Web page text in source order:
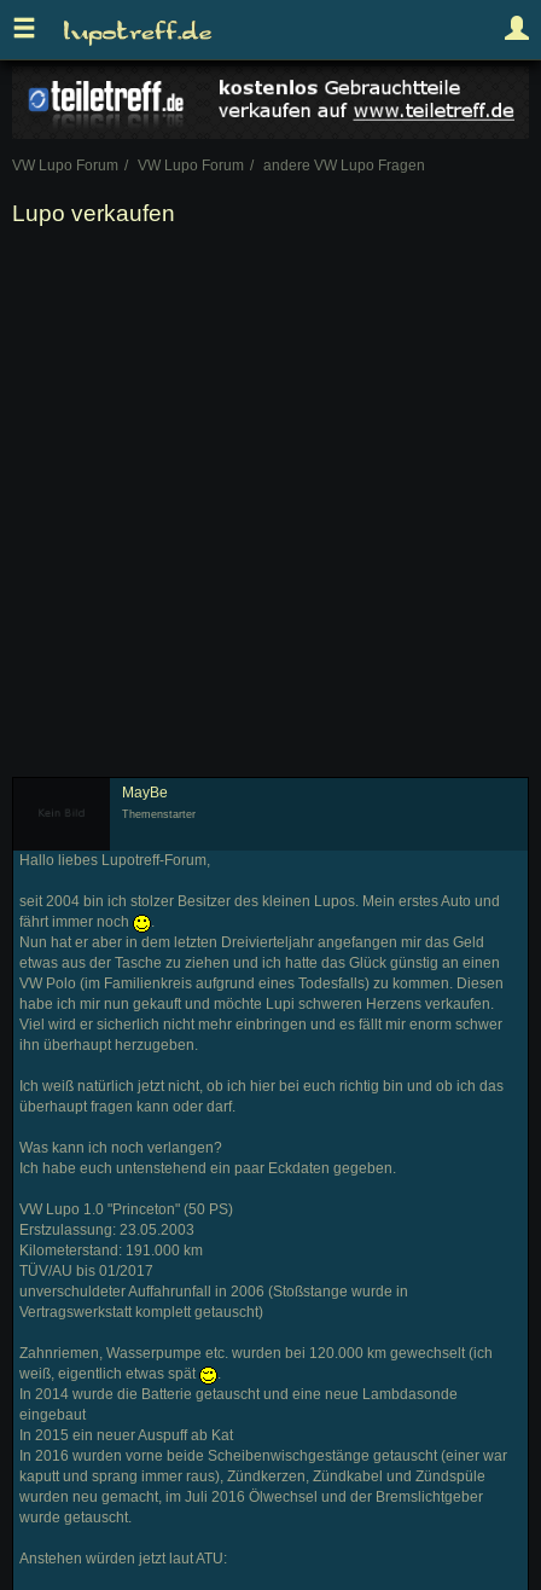
VW Lupo Forum VW Lupo Forum andere VW Lupo Fragen
Lupo verkaufen
MayBe
Themenstarter
Hallo liebes Lupotreff-Forum,
seit 2004 bin ich stolzer Besitzer des kleinen Lupos. Mein erstes Auto und
fährt immer noch
.
Nun hat er aber in dem letzten Dreivierteljahr angefangen mir das Geld
etwas aus der Tasche zu ziehen und ich hatte das Glück günstig an einen
VW Polo (im Familienkreis aufgrund eines Todesfalls) zu kommen. Diesen
habe ich mir nun gekauft und möchte Lupi schweren Herzens verkaufen.
Viel wird er sicherlich nicht mehr einbringen und es fällt mir enorm schwer
ihn überhaupt herzugeben.
Ich weiß natürlich jetzt nicht, ob ich hier bei euch richtig bin und ob ich das
überhaupt fragen kann oder darf.
Was kann ich noch verlangen?
Ich habe euch untenstehend ein paar Eckdaten gegeben.
VW Lupo 1.0 "Princeton" (50 PS)
Erstzulassung: 23.05.2003
Kilometerstand: 191.000 km
TÜV/AU bis 01/2017
unverschuldeter Auffahrunfall in 2006 (Stoßstange wurde in
Vertragswerkstatt komplett getauscht)
Zahnriemen, Wasserpumpe etc. wurden bei 120.000 km gewechselt (ich
weiß, eigentlich etwas spät
.
In 2014 wurde die Batterie getauscht und eine neue Lambdasonde
eingebaut
In 2015 ein neuer Auspuff ab Kat
In 2016 wurden vorne beide Scheibenwischgestänge getauscht (einer war
kaputt und sprang immer raus), Zündkerzen, Zündkabel und Zündspüle
wurden neu gemacht, im Juli 2016 Ölwechsel und der Bremslichtgeber
wurde getauscht.
Anstehen würden jetzt laut ATU: